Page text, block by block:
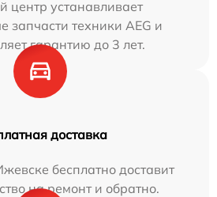
центр устанавливает
запчасти техники AEG и
гарантию до 3 лет.
доставка
бесплатно доставит
на ремонт и обратно.